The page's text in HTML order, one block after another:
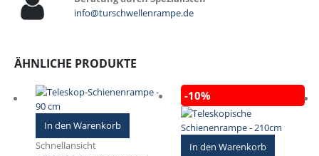
info@turschwellenrampe.de
ÄHNLICHE PRODUKTE
In den Warenkorb
Schnellansicht
-10%
In den Warenkorb